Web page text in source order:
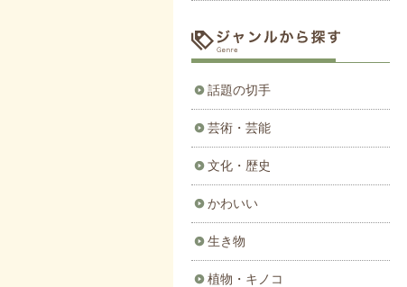
話題の切手
芸術・芸能
文化・歴史
かわいい
生き物
植物・キノコ